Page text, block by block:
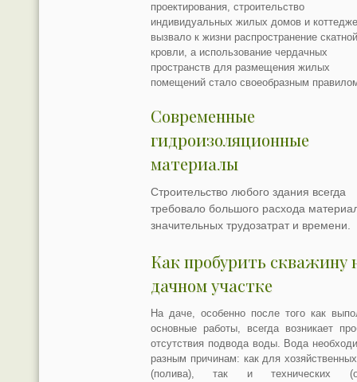
проектирования, строительство
индивидуальных жилых домов и
вызвало к жизни распространение
кровли, а использование чердачных
пространств для размещения жилых
помещений стало своеобразным
Современные
гидроизоляционные
материалы
Строительство любого здания всегда
требовало большого расхода
значительных трудозатрат и времени.
Как пробурить скважину
дачном участке
На даче, особенно после того как
основные работы, всегда возникает
отсутствия подвода воды. Вода
разным причинам: как для
(полива), так и технических